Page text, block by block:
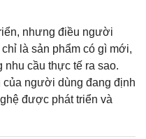
nhưng điều người
là sản phẩm có gì mới,
cầu thực tế ra sao.
người dùng đang định
được phát triển và